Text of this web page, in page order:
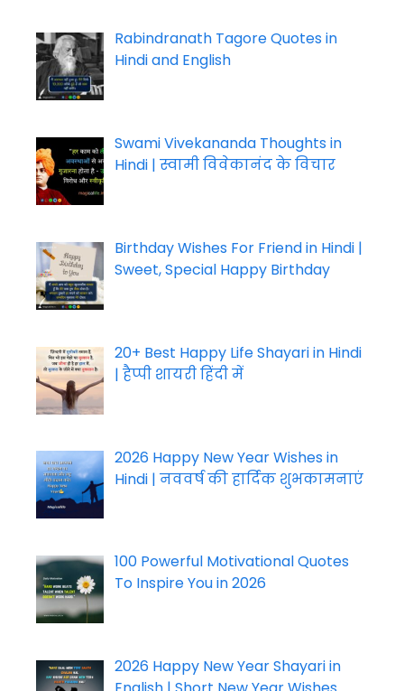
Rabindranath Tagore Quotes in
Hindi and English
Swami Vivekananda Thoughts in
Hindi | स्वामी विवेकानंद के विचार
Birthday Wishes For Friend in Hindi |
Sweet, Special Happy Birthday
20+ Best Happy Life Shayari in Hindi
| हैप्पी शायरी हिंदी में
2026 Happy New Year Wishes in
Hindi | नववर्ष की हार्दिक शुभकामनाएं
100 Powerful Motivational Quotes
To Inspire You in 2026
2026 Happy New Year Shayari in